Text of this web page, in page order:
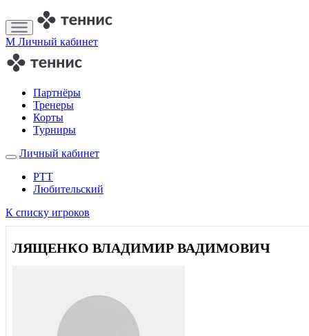
M Личный кабинет
Партнёры
Тренеры
Корты
Турниры
Личный кабинет
РТТ
Любительский
К списку игроков
ЛЯЩЕНКО ВЛАДИМИР ВАДИМОВИЧ